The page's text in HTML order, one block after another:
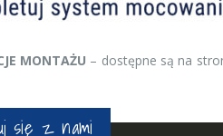
MONTAŻU – dostępne są na
się z nami